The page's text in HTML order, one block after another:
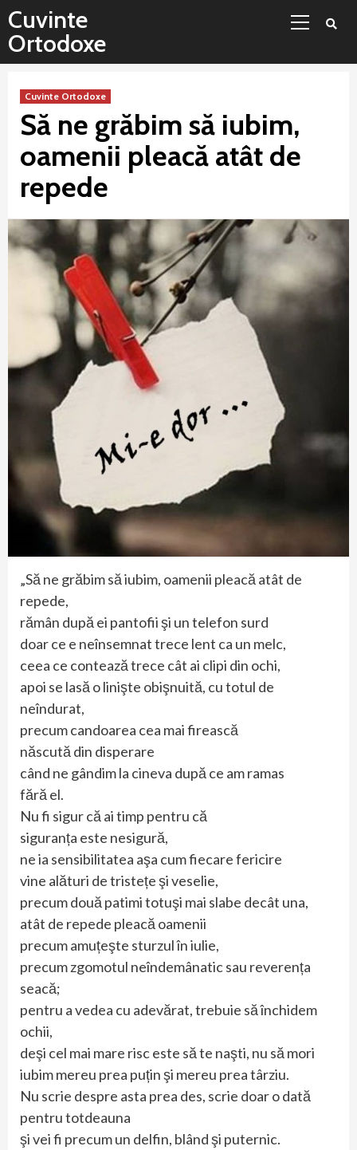
Sari
conținut
Cuvinte
Ortodoxe
Cuvinte Ortodoxe
Să ne grăbim să iubim,
oamenii pleacă atât de
repede
„Să ne grăbim să iubim, oamenii pleacă atât de
repede,
rămân după ei pantofii şi un telefon surd
doar ce e neînsemnat trece lent ca un melc,
ceea ce contează trece cât ai clipi din ochi,
apoi se lasă o linişte obişnuită, cu totul de
neîndurat,
precum candoarea cea mai firească
născută din disperare
când ne gândim la cineva după ce am ramas
fără el.
Nu fi sigur că ai timp pentru că
siguranța este nesigură,
ne ia sensibilitatea aşa cum fiecare fericire
vine alături de tristețe şi veselie,
precum două patimi totuşi mai slabe decât una,
atât de repede pleacă oamenii
precum amuțeşte sturzul în iulie,
precum zgomotul neîndemânatic sau reverența
seacă;
pentru a vedea cu adevărat, trebuie să închidem
ochii,
deşi cel mai mare risc este să te naşti, nu să mori
iubim mereu prea puțin şi mereu prea târziu.
Nu scrie despre asta prea des, scrie doar o dată
pentru totdeauna
şi vei fi precum un delfin, blând şi puternic.